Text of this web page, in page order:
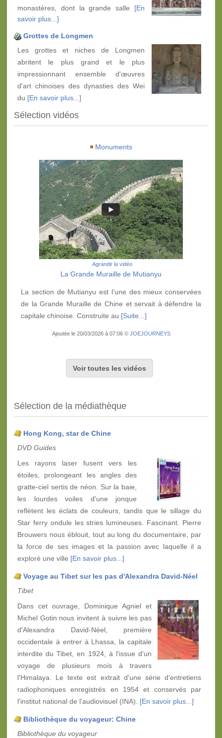
monastères, dont la grande salle [En
savoir plus...]
Grottes de Longmen
Les grottes et niches de Longmen
abritent le plus grand et le plus
impressionnant ensemble d'œuvres
d'art chinoises des dynasties des Wei
du [En savoir plus...]
Sélection vidéos
Monuments
Agrandir la vidéo
La Grande Muraille de Mutianyu
La section de Mutianyu est l’une des mieux conservées
de la Grande Muraille de Chine et servait à défendre la
capitale chinoise. Construite au [Suite...]
Ajoutée le 20/03/2026 à 07:06 © JOEJOURNEYS
Voir toutes les vidéos
Sélection de la médiathèque
Hong Kong, star de Chine
DVD Guides
Les rayons laser fusent vers les
étoiles, prolongeant les angles des
gratte-ciel sertis de néon. Sur la baie,
les lourdes voiles d'une jonque
reflètent les éclats de couleurs, tandis que le sillage du
Star ferry ondule les stries lumineuses. Fascinant. Pierre
Brouwers nous éblouit, tout au long du documentaire, par
la force de ses images et la passion avec laquelle il a
exploré une ville [En savoir plus...]
Voyage au Tibet sur les pas d'Alexandra David-Néel
Tibet
Dans cet ouvrage, Dominique Agniel et
Michel Gotin nous invitent à suivre les pas
d'Alexandra David-Néel, première
occidentale à entrer à Lhassa, la capitale
interdite du Tibet, en 1924, à l'issue d'un
voyage de plusieurs mois à travers
l'Himalaya. Le texte est extrait d'une série d'entretiens
radiophoniques enregistrés en 1954 et conservés par
l'institut national de l'audiovisuel (INA). [En savoir plus...]
Bibliothèque du voyageur: Chine
Bibliothèque du voyageur